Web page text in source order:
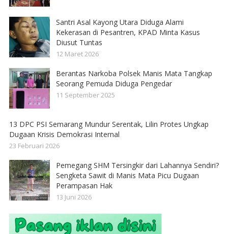
Santri Asal Kayong Utara Diduga Alami
Kekerasan di Pesantren, KPAD Minta Kasus
Diusut Tuntas
12 Maret 2026
Berantas Narkoba Polsek Manis Mata Tangkap
Seorang Pemuda Diduga Pengedar
11 September 2025
13 DPC PSI Semarang Mundur Serentak, Lilin Protes Ungkap
Dugaan Krisis Demokrasi Internal
23 Februari 2026
Pemegang SHM Tersingkir dari Lahannya Sendiri?
Sengketa Sawit di Manis Mata Picu Dugaan
Perampasan Hak
13 Juni 2026